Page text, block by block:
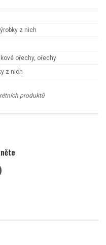
z nich
ořechy, ořechy
z nich
produktů